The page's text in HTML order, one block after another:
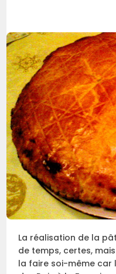
La réalisation de la
de temps, certes,
la faire soi-même car